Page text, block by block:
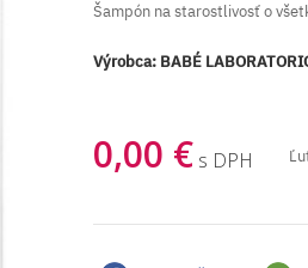
Šampón na starostlivosť o
Výrobca: BABÉ
0,00 € s DPH